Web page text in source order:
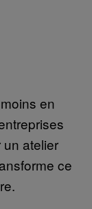
en
atelier
ce